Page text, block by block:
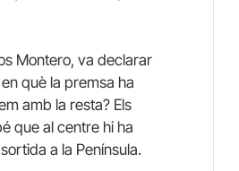
Montero, va declarar
què la premsa ha
amb la resta? Els
que al centre hi ha
a la Península.